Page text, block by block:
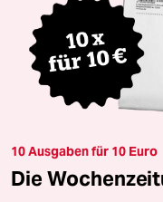
10 Ausgaben für 10 Euro
Die